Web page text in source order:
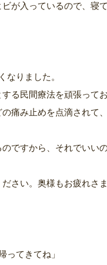
が入っているので、寝
なりました。
る民間療法を頑張ってお
痛み止めを点滴されて
ですから、それでいいの
さい。奥様もお疲れさま
ってきてね」